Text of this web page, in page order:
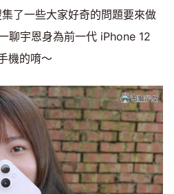
了一些大家好奇的問題要來做
聊宇恩身為前一代 iPhone 12
機的唷～